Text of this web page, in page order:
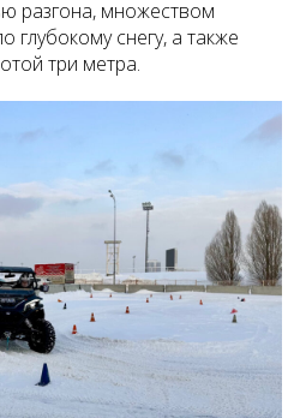
разгона, множеством
глубокому снегу, а также
три метра.